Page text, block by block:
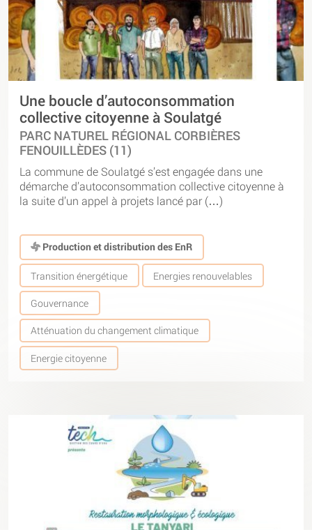
Une boucle d’autoconsommation
collective citoyenne à Soulatgé
PARC NATUREL RÉGIONAL CORBIÈRES
FENOUILLÈDES (11)
La commune de Soulatgé s’est engagée dans une
démarche d’autoconsommation collective citoyenne à
la suite d’un appel à projets lancé par (…)
Production et distribution des EnR
Transition énergétique Energies renouvelables
Gouvernance
Atténuation du changement climatique
Energie citoyenne